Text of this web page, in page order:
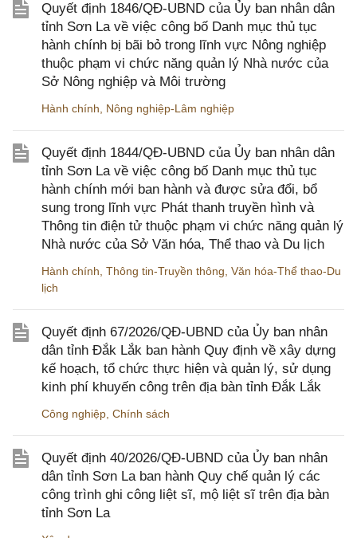
Quyết định 1846/QĐ-UBND của Ủy ban nhân dân
tỉnh Sơn La về việc công bố Danh mục thủ tục
hành chính bị bãi bỏ trong lĩnh vực Nông nghiệp
thuộc phạm vi chức năng quản lý Nhà nước của
Sở Nông nghiệp và Môi trường
Hành chính Nông nghiệp-Lâm nghiệp
Quyết định 1844/QĐ-UBND của Ủy ban nhân dân
tỉnh Sơn La về việc công bố Danh mục thủ tục
hành chính mới ban hành và được sửa đổi, bổ
sung trong lĩnh vực Phát thanh truyền hình và
Thông tin điện tử thuộc phạm vi chức năng quản lý
Nhà nước của Sở Văn hóa, Thể thao và Du lịch
Hành chính Thông tin-Truyền thông Văn hóa-Thể thao-Du
lịch
Quyết định 67/2026/QĐ-UBND của Ủy ban nhân
dân tỉnh Đắk Lắk ban hành Quy định về xây dựng
kế hoạch, tổ chức thực hiện và quản lý, sử dụng
kinh phí khuyến công trên địa bàn tỉnh Đắk Lắk
Công nghiệp Chính sách
Quyết định 40/2026/QĐ-UBND của Ủy ban nhân
dân tỉnh Sơn La ban hành Quy chế quản lý các
công trình ghi công liệt sĩ, mộ liệt sĩ trên địa bàn
tỉnh Sơn La